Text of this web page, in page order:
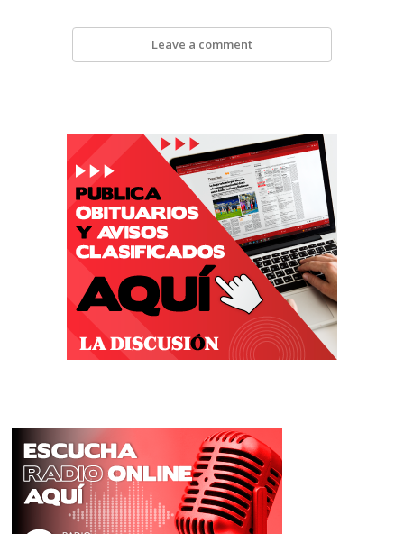
Leave a comment